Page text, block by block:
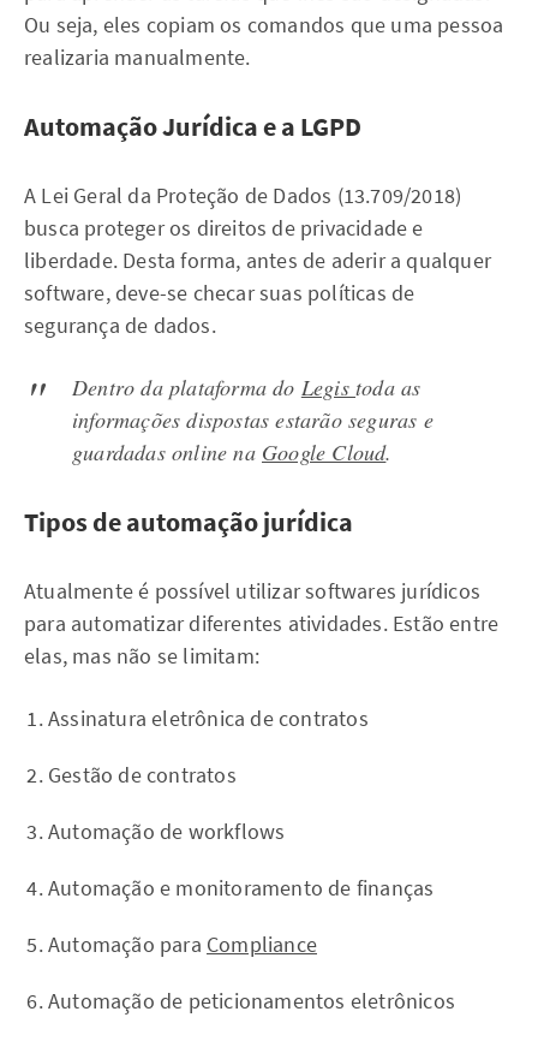
Ou seja, eles copiam os comandos que uma pessoa
realizaria manualmente.
Automação Jurídica e a LGPD
A Lei Geral da Proteção de Dados (13.709/2018)
busca proteger os direitos de privacidade e
liberdade. Desta forma, antes de aderir a qualquer
software, deve-se checar suas políticas de
segurança de dados.
Dentro da plataforma do Legistoda as
informações dispostas estarão seguras e
guardadas online na Google Cloud.
Tipos de automação jurídica
Atualmente é possível utilizar softwares jurídicos
para automatizar diferentes atividades. Estão entre
elas, mas não se limitam:
Assinatura eletrônica de contratos
Gestão de contratos
Automação de workflows
Automação e monitoramento de finanças
Automação para Compliance
Automação de peticionamentos eletrônicos